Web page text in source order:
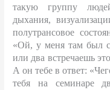
такую группу
дыхания,
полутрансовое
«Ой, у меня там был
или два встречаешь
А он тебе в ответ:
тебя на семинаре